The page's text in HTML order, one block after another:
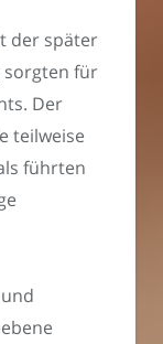
der später
sorgten für
Der
teilweise
führten